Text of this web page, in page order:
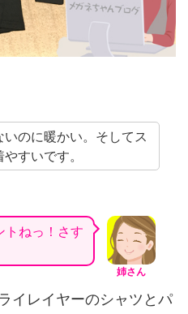
いのに暖かい。そしてス
すいです。
姉さん
トねっ！さす
イレイヤーのシャツとパ